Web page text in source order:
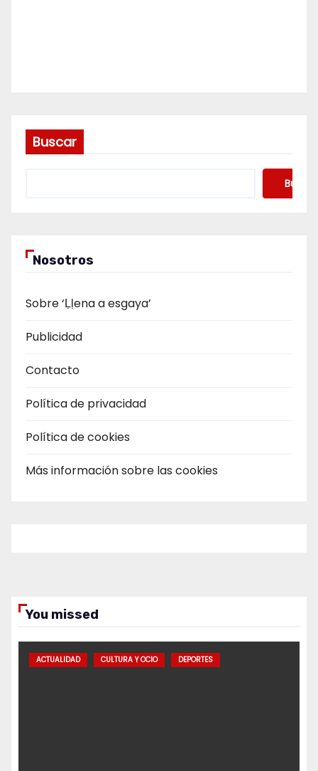
Buscar
Buscar
Nosotros
Sobre ‘Ḷḷena a esgaya’
Publicidad
Contacto
Política de privacidad
Política de cookies
Más información sobre las cookies
You missed
ACTUALIDAD CULTURA Y OCIO DEPORTES